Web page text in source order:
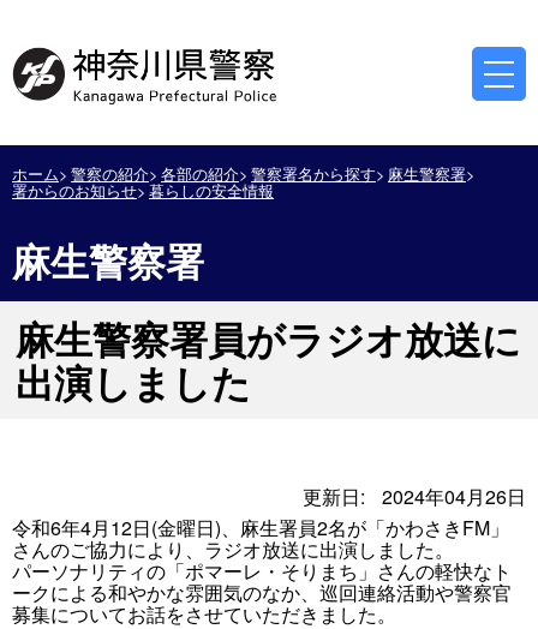
ホーム 警察の紹介 各部の紹介 警察署名から探す 麻生警察署
署からのお知らせ 暮らしの安全情報
麻生警察署
麻生警察署員がラジオ放送に
出演しました
更新日:
2024年04月26日
令和6年4月12日(金曜日)、麻生署員2名が「かわさきFM」
さんのご協力により、ラジオ放送に出演しました。
パーソナリティの「ポマーレ・そりまち」さんの軽快なト
ークによる和やかな雰囲気のなか、巡回連絡活動や警察官
募集についてお話をさせていただきました。